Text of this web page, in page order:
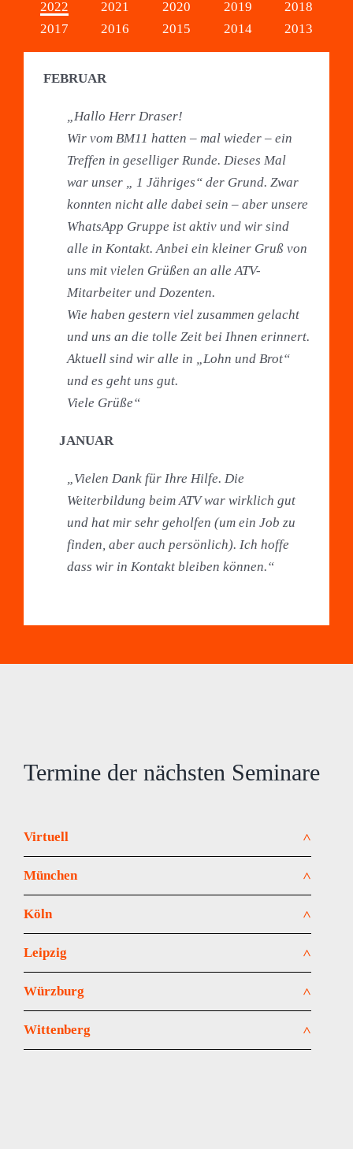
2022 2021 2020 2019
2018
2017
2016 2015 2014 2013
FEBRUAR
„Hallo Herr Draser!
Wir vom BM11 hatten – mal wieder – ein
Treffen in geselliger Runde. Dieses Mal
war unser „ 1 Jähriges“ der Grund. Zwar
konnten nicht alle dabei sein – aber unsere
WhatsApp Gruppe ist aktiv und wir sind
alle in Kontakt. Anbei ein kleiner Gruß von
uns mit vielen Grüßen an alle ATV-
Mitarbeiter und Dozenten.
Wie haben gestern viel zusammen gelacht
und uns an die tolle Zeit bei Ihnen erinnert.
Aktuell sind wir alle in „Lohn und Brot“
und es geht uns gut.
Viele Grüße“
JANUAR
„Vielen Dank für Ihre Hilfe. Die
Weiterbildung beim ATV war wirklich gut
und hat mir sehr geholfen (um ein Job zu
finden, aber auch persönlich). Ich hoffe
dass wir in Kontakt bleiben können.“
Termine der nächsten Seminare
Virtuell
München
Köln
Leipzig
Würzburg
Wittenberg